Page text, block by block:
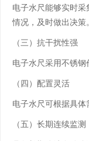
电子水尺能够实时
情况，及时做出决策。
（三）抗干扰性强
电子水尺采用不锈
（四）配置灵活
电子水尺可根据具体
（五）长期连续监测